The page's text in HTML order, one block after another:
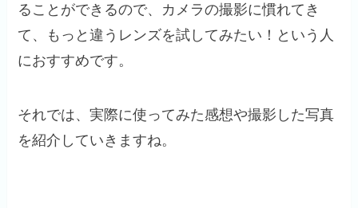
ることができるので、カメラの撮影に慣れてき
て、もっと違うレンズを試してみたい！という人
におすすめです。
それでは、実際に使ってみた感想や撮影した写真
を紹介していきますね。